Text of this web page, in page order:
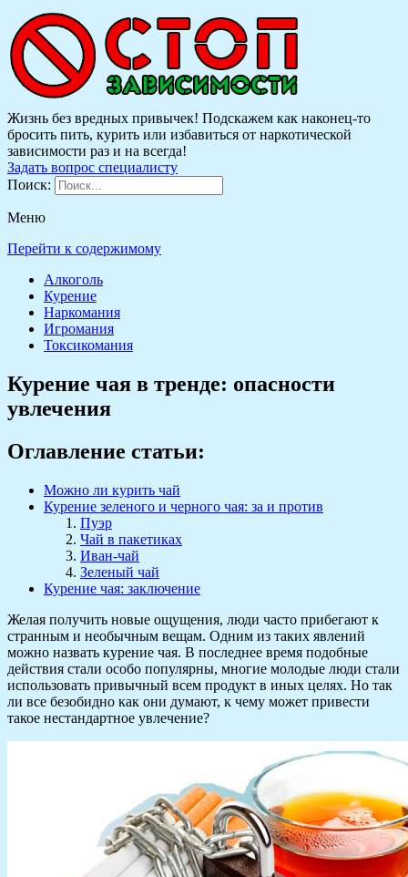
Жизнь без вредных привычек! Подскажем как наконец-то
бросить пить, курить или избавиться от наркотической
зависимости раз и на всегда!
Задать вопрос специалисту
Поиск:
Меню
Перейти к содержимому
Алкоголь
Курение
Наркомания
Игромания
Токсикомания
Курение чая в тренде: опасности
увлечения
Оглавление статьи:
Можно ли курить чай
Курение зеленого и черного чая: за и против
Пуэр
Чай в пакетиках
Иван-чай
Зеленый чай
Курение чая: заключение
Желая получить новые ощущения, люди часто прибегают к
странным и необычным вещам. Одним из таких явлений
можно назвать курение чая. В последнее время подобные
действия стали особо популярны, многие молодые люди стали
использовать привычный всем продукт в иных целях. Но так
ли все безобидно как они думают, к чему может привести
такое нестандартное увлечение?